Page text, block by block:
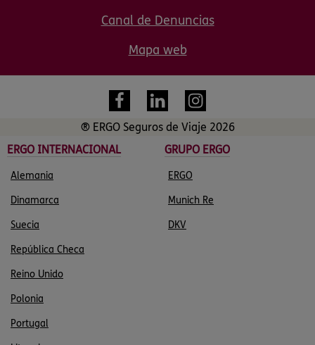
Canal de Denuncias
Mapa web
® ERGO Seguros de Viaje 2026
ERGO INTERNACIONAL
GRUPO ERGO
Alemania ERGO
Dinamarca Munich Re
Suecia DKV
República Checa
Reino Unido
Polonia
Portugal